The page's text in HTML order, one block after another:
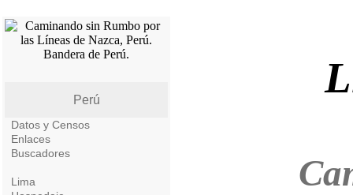
Perú
Datos y Censos
Enlaces
Buscadores
Lima